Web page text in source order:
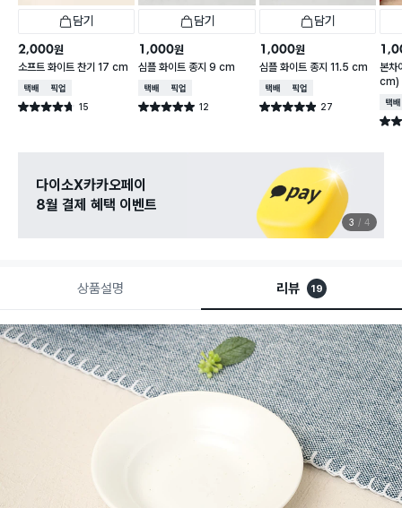
담기
2,000원
소프트 화이트 찬기 17 cm
택배배송매장픽업
별점 4.7점 15
건 작성
담기
1,000원
심플 화이트 종지 9 cm
택배배송매장픽업
별점 5.0점 12
건 작성
담기
1,000원
심플 화이트 종지 11.5 cm
택배배송매장픽업
별점 4.9점 27
건 작성
본차
cm)
택배
별점
다이소X카카오페이
8월 결제 혜택 이벤트
3 4
상품설명 리뷰 19